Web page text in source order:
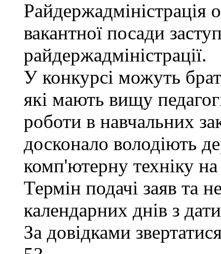
Райдержадміністрація
вакантної посади
райдержадміністрації.
У конкурсі можуть
які мають вищу
роботи в навчальних
досконало володіють
комп'ютерну техніку на
Термін подачі заяв та
календарних днів з
За довідками